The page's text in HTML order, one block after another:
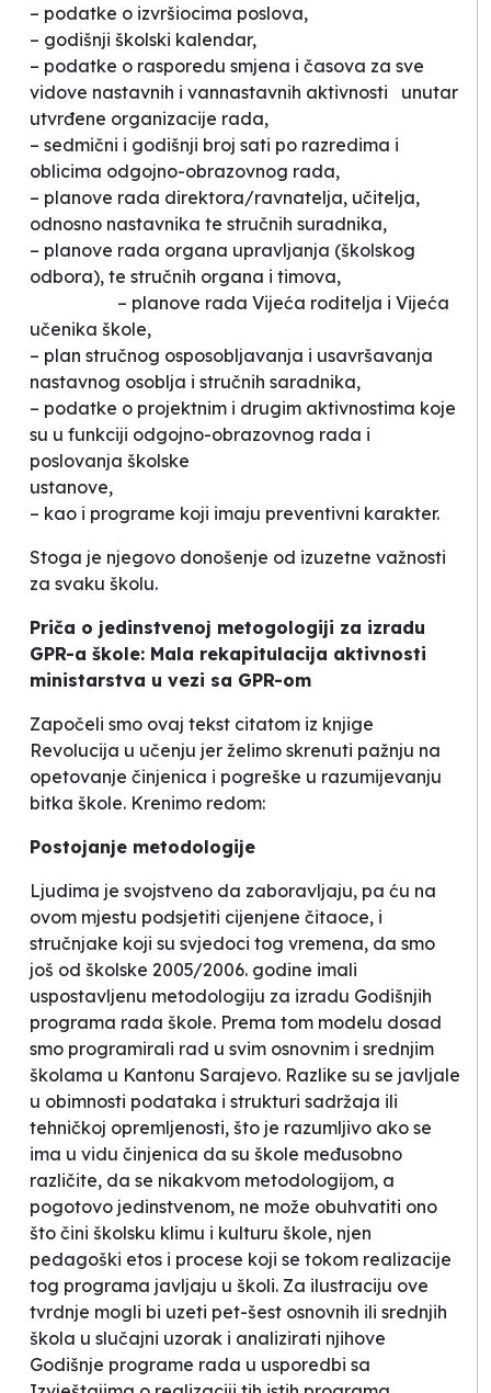
– podatke o izvršiocima poslova,
– godišnji školski kalendar,
– podatke o rasporedu smjena i časova za sve
vidove nastavnih i vannastavnih aktivnosti unutar
utvrđene organizacije rada,
– sedmični i godišnji broj sati po razredima i
oblicima odgojno-obrazovnog rada,
– planove rada direktora/ravnatelja, učitelja,
odnosno nastavnika te stručnih suradnika,
– planove rada organa upravljanja (školskog
odbora), te stručnih organa i timova,
– planove rada Vijeća roditelja i Vijeća
učenika škole,
– plan stručnog osposobljavanja i usavršavanja
nastavnog osoblja i stručnih saradnika,
– podatke o projektnim i drugim aktivnostima koje
su u funkciji odgojno-obrazovnog rada i
poslovanja školske
– kao i programe koji imaju preventivni karakter.
Stoga je njegovo donošenje od izuzetne važnosti
za svaku školu.
Priča o jedinstvenoj metogologiji za izradu
GPR-a škole: Mala rekapitulacija aktivnosti
ministarstva u vezi sa GPR-om
Započeli smo ovaj tekst citatom iz knjige
Revolucija u učenju jer želimo skrenuti pažnju na
opetovanje činjenica i pogreške u razumijevanju
bitka škole. Krenimo redom:
Postojanje metodologije
Ljudima je svojstveno da zaboravljaju, pa ću na
ovom mjestu podsjetiti cijenjene čitaoce, i
stručnjake koji su svjedoci tog vremena, da smo
još od školske 2005/2006. godine imali
uspostavljenu metodologiju za izradu Godišnjih
programa rada škole. Prema tom modelu dosad
smo programirali rad u svim osnovnim i srednjim
školama u Kantonu Sarajevo. Razlike su se javljale
u obimnosti podataka i strukturi sadržaja ili
tehničkoj opremljenosti, što je razumljivo ako se
ima u vidu činjenica da su škole međusobno
različite, da se nikakvom metodologijom, a
pogotovo jedinstvenom, ne može obuhvatiti ono
što čini školsku klimu i kulturu škole, njen
pedagoški etos i procese koji se tokom realizacije
tog programa javljaju u školi. Za ilustraciju ove
tvrdnje mogli bi uzeti pet-šest osnovnih ili srednjih
škola u slučajni uzorak i analizirati njihove
Godišnje programe rada u usporedbi sa